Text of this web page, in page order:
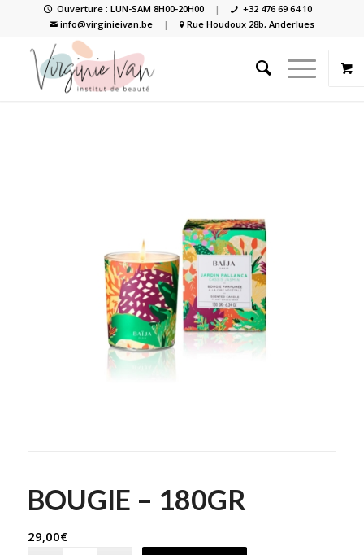
Ouverture : LUN-SAM 8H00-20H00 |
+32 476 69 64 10
info@virginieivan.be
| Rue Houdoux 28b, Anderlues
BOUGIE – 180GR
29,00€